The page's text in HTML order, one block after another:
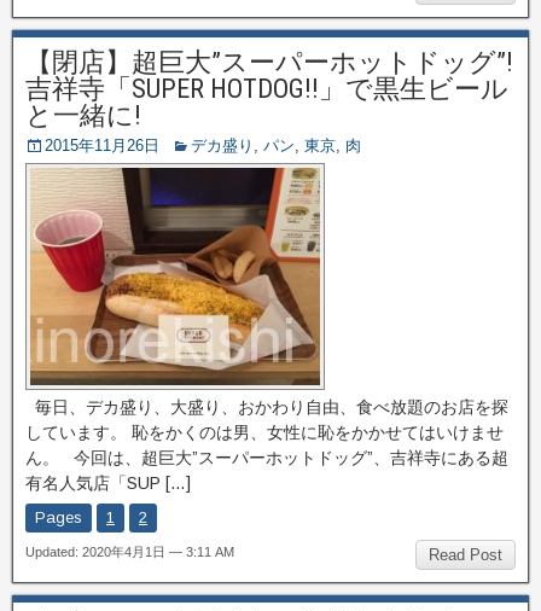
【閉店】超巨大”スーパーホットドッグ”!
吉祥寺「SUPER HOTDOG!!」で黒生ビール
と一緒に!
2015年11月26日 デカ盛り , パン, 東京, 肉
毎日、デカ盛り、大盛り、おかわり自由、食べ放題のお店を探
しています。 恥をかくのは男、女性に恥をかかせてはいけませ
ん。 今回は、超巨大”スーパーホットドッグ”、吉祥寺にある超
有名人気店「SUP […]
Pages 1 2
Read Post
Updated: 2020年4月1日 — 3:11 AM